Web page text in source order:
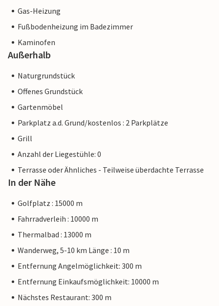
Gas-Heizung
Fußbodenheizung im Badezimmer
Kaminofen
Außerhalb
Naturgrundstück
Offenes Grundstück
Gartenmöbel
Parkplatz a.d. Grund/kostenlos : 2 Parkplätze
Grill
Anzahl der Liegestühle: 0
Terrasse oder Ähnliches - Teilweise überdachte Terrasse
In der Nähe
Golfplatz : 15000 m
Fahrradverleih : 10000 m
Thermalbad : 13000 m
Wanderweg, 5-10 km Länge : 10 m
Entfernung Angelmöglichkeit: 300 m
Entfernung Einkaufsmöglichkeit: 10000 m
Nächstes Restaurant: 300 m